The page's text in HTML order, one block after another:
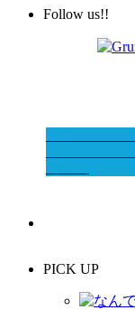
Follow us!!
PICK UP
なん